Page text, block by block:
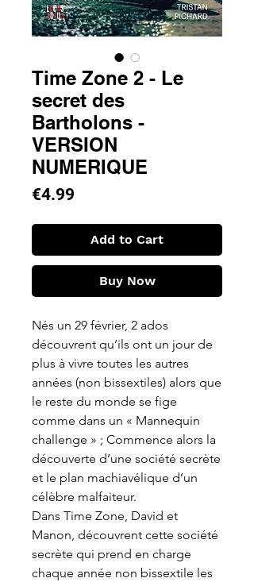
Time Zone 2 - Le
secret des
Bartholons -
VERSION
NUMERIQUE
€4.99
Add to Cart
Buy Now
Nés un 29 février, 2 ados
découvrent qu’ils ont un jour de
plus à vivre toutes les autres
années (non bissextiles) alors que
le reste du monde se fige
comme dans un « Mannequin
challenge » ; Commence alors la
découverte d’une société secrète
et le plan machiavélique d’un
célèbre malfaiteur.
Dans Time Zone, David et
Manon, découvrent cette société
secrète qui prend en charge
chaque année non bissextile les